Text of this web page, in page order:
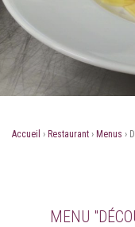
Accueil › Restaurant › Menus ›
MENU